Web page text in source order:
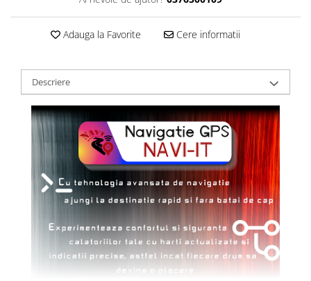
Adauga la Favorite Cere informatii
Descriere